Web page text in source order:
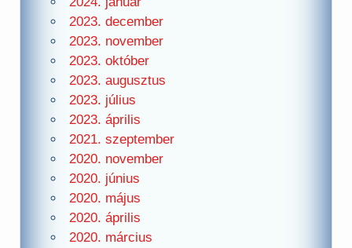
2023. december
2023. november
2023. október
2023. augusztus
2023. július
2023. április
2021. szeptember
2020. november
2020. június
2020. május
2020. április
2020. március